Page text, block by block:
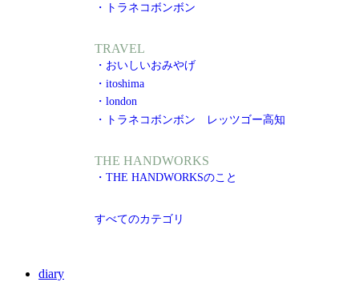
・トラネコボンボン
TRAVEL
・おいしいおみやげ
・itoshima
・london
・トラネコボンボン レッツゴー高知
THE HANDWORKS
・THE HANDWORKSのこと
すべてのカテゴリ
diary